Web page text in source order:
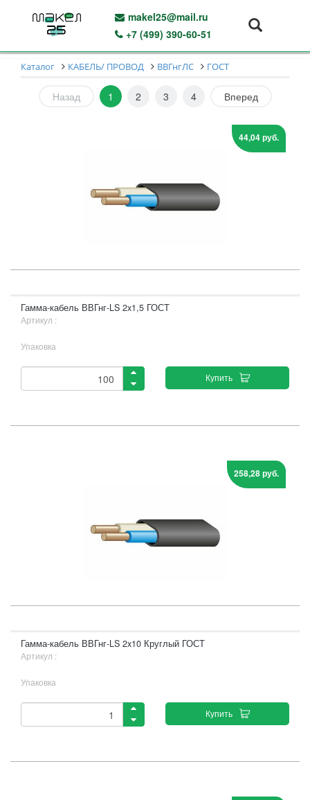
makel25@mail.ru
+7 (499) 390-60-51
Каталог КАБЕЛЬ/ ПРОВОД ВВГнгЛС ГОСТ
Назад 1 2 3 4 Вперед
44,04 руб.
Гамма-кабель ВВГнг-LS 2x1,5 ГОСТ
Артикул :
Упаковка
Купить
258,28 руб.
Гамма-кабель ВВГнг-LS 2x10 Круглый ГОСТ
Артикул :
Упаковка
Купить